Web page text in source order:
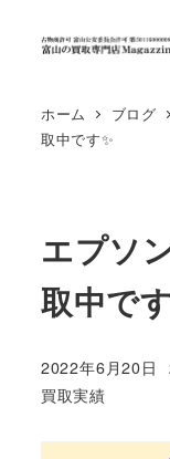
ホーム ブログ
取中です✨
エプソ
取中で
投稿日
2022年6月20日
カテゴリー
買取実績